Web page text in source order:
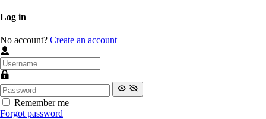
Log in
No account? Create an account
Remember me
Forgot password